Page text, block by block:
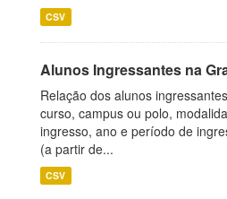
CSV
Alunos Ingressantes na
Relação dos alunos
curso, campus ou polo,
ingresso, ano e período de
(a partir de...
CSV